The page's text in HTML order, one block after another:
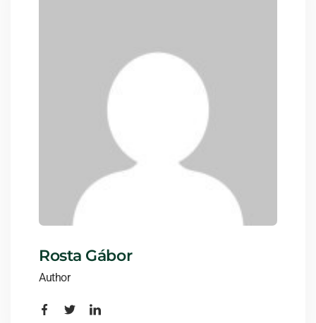
Rosta Gábor
Author